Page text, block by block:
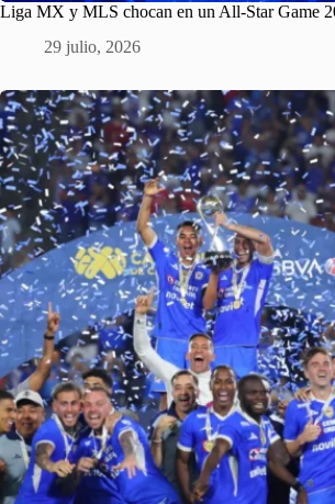
Liga MX y MLS chocan en un All-Star Game
29 julio, 2026